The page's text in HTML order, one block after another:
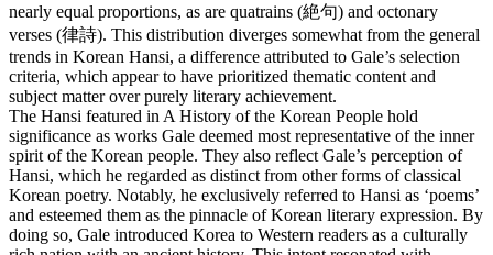
nearly equal proportions, as are quatrains (絶句) and octonary
verses (律詩). This distribution diverges somewhat from the general
trends in Korean Hansi, a difference attributed to Gale’s selection
criteria, which appear to have prioritized thematic content and
subject matter over purely literary achievement.
The Hansi featured in A History of the Korean People hold
significance as works Gale deemed most representative of the inner
spirit of the Korean people. They also reflect Gale’s perception of
Hansi, which he regarded as distinct from other forms of classical
Korean poetry. Notably, he exclusively referred to Hansi as ‘poems’
and esteemed them as the pinnacle of Korean literary expression. By
doing so, Gale introduced Korea to Western readers as a culturally